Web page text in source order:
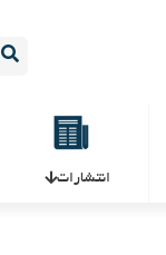
انتشارات